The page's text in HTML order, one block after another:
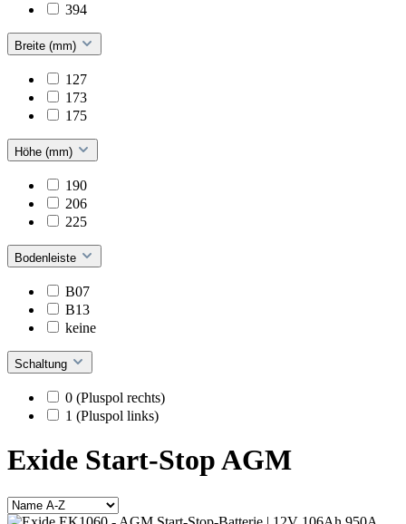
394
Breite (mm)
127
173
175
Höhe (mm)
190
206
225
Bodenleiste
B07
B13
keine
Schaltung
0 (Pluspol rechts)
1 (Pluspol links)
Exide Start-Stop AGM